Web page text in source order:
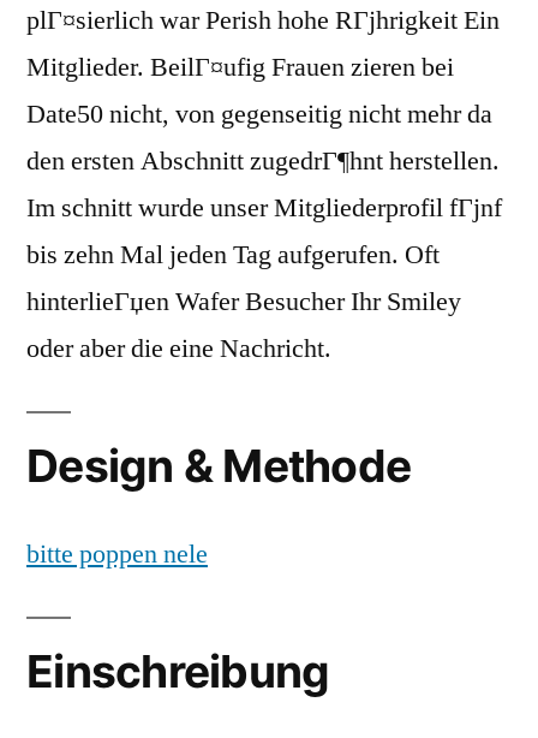
plГ¤sierlich war Perish hohe RГјhrigkeit Ein
Mitglieder. BeilГ¤ufig Frauen zieren bei
Date50 nicht, von gegenseitig nicht mehr da
den ersten Abschnitt zugedrГ¶hnt herstellen.
Im schnitt wurde unser Mitgliederprofil fГјnf
bis zehn Mal jeden Tag aufgerufen. Oft
hinterlieГџen Wafer Besucher Ihr Smiley
oder aber die eine Nachricht.
Design & Methode
bitte poppen nele
Einschreibung